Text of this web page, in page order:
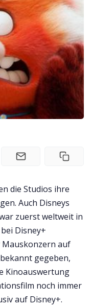
die Studios ihre
Auch Disneys
zuerst weltweit in
Disney+
auf
gegeben,
Kinoauswertung
noch immer
auf Disney+.